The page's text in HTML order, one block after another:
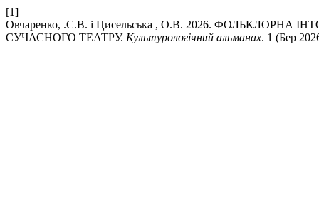
[1]
Овчаренко, .С.В. і Цисельська , О.В. 2026.
СУЧАСНОГО ТЕАТРУ. Культурологічний альманах. 1 (Бер